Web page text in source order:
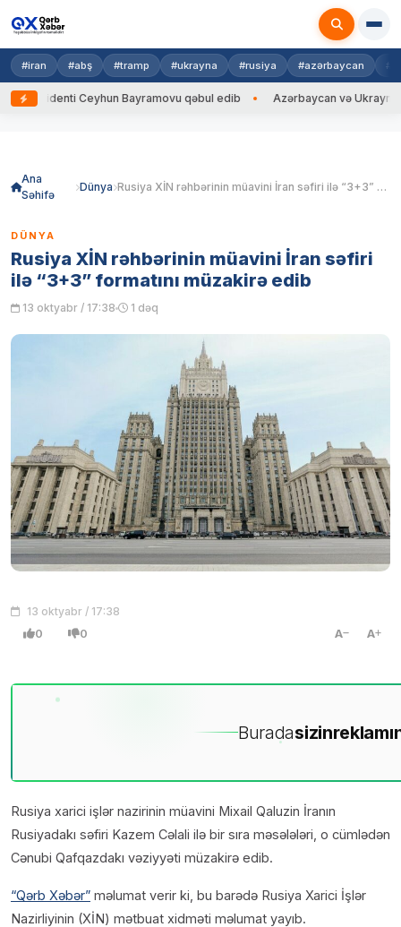
#iran #abş #tramp #ukrayna #rusiya #azərbaycan
Ceyhun Bayramovu qəbul edib Azərbaycan və Ukrayna XİN
Ana
Səhifə
Dünya Rusiya XİN rəhbərinin müavini İran səfiri ilə “3+3” formatını müzakirə edib
DÜNYA
Rusiya XİN rəhbərinin müavini İran səfiri
ilə “3+3” formatını müzakirə edib
13 oktyabr / 17:38 1 dəq
13 oktyabr / 17:38
0 0 A A
Buradasizin
Rusiya xarici işlər nazirinin müavini Mixail Qaluzin İranın
Rusiyadakı səfiri Kazem Cəlali ilə bir sıra məsələləri, o cümlədən
Cənubi Qafqazdakı vəziyyəti müzakirə edib.
“Qərb Xəbər” məlumat verir ki, bu barədə Rusiya Xarici İşlər
Nazirliyinin (XİN) mətbuat xidməti məlumat yayıb.